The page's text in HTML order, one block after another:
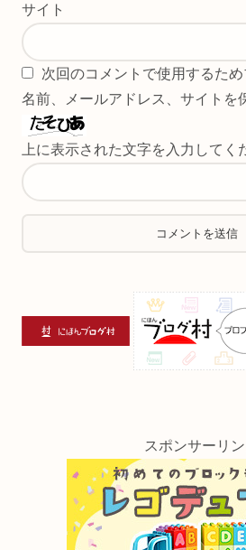
サイト
次回のコメントで使用するた
名前、メールアドレス、サイトを
上に表示された文字を入力してく
スポンサーリン